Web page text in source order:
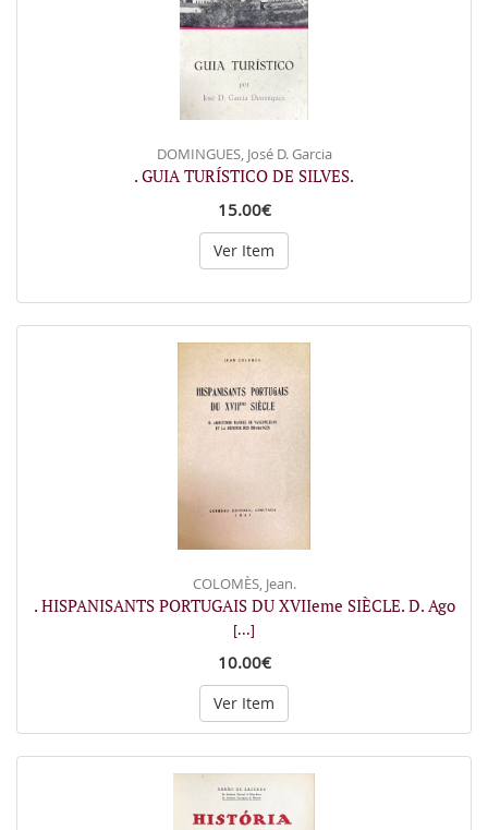
DOMINGUES, José D. Garcia
. GUIA TURÍSTICO DE SILVES.
15.00€
Ver Item
COLOMÈS, Jean.
. HISPANISANTS PORTUGAIS DU XVIIeme SIÈCLE. D. Ago
[...]
10.00€
Ver Item